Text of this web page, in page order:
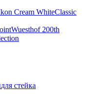
Cream WhiteClassic
Wuesthof 200th
для стейка